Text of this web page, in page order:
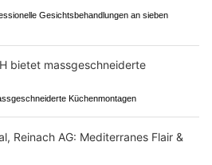
Gesichtsbehandlungen an sieben
Küchenmontagen